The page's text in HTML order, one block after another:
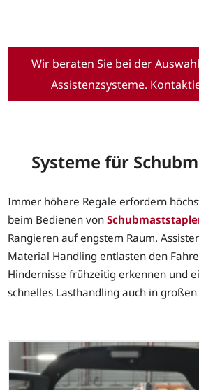
Wir beraten Sie bei der
Assistenzsysteme.
Systeme für
Immer höhere Regale erfordern
beim Bedienen von
Rangieren auf engstem Raum.
Material Handling entlasten den
Hindernisse frühzeitig erkennen und
schnelles Lasthandling auch in